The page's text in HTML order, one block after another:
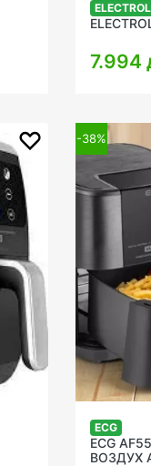
7.994
-38%
ECG
ECG
ВОЗДУХ